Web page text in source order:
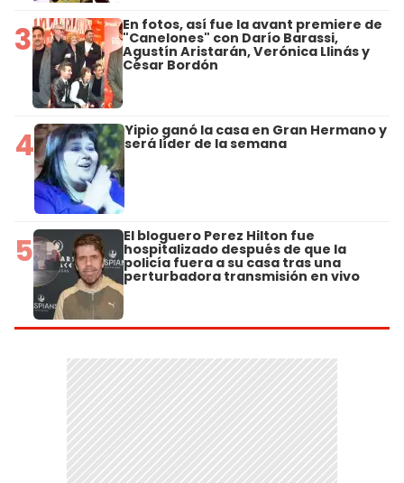
3 En fotos, así fue la avant premiere de
"Canelones" con Darío Barassi,
Agustín Aristarán, Verónica Llinás y
César Bordón
4 Yipio ganó la casa en Gran Hermano y
será líder de la semana
5 El bloguero Perez Hilton fue
hospitalizado después de que la
policía fuera a su casa tras una
perturbadora transmisión en vivo